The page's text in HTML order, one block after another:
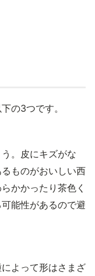
の3つです。
。皮にキズがな
ものがおいしい西
かかったり茶色く
能性があるので避
よって形はさまざ